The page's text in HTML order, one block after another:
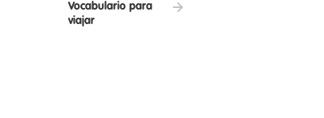
Vocabulario para
viajar